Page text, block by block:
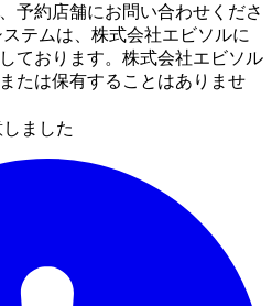
予約店舗にお問い合わせくださ
テムは、株式会社エビソルに
ております。株式会社エビソル
たは保有することはありませ
ました